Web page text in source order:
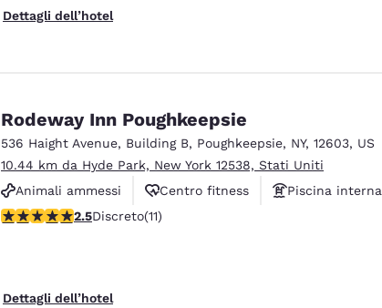
Dettagli dell’hotel
Rodeway Inn Poughkeepsie
536 Haight Avenue, Building B, Poughkeepsie, NY, 12603, US
10.44 km da Hyde Park, New York 12538, Stati Uniti
Animali ammessi
Centro fitness
Piscina interna
Valutazione di 2.45 stelle. Discreto. 11 recensioni
2.5Discreto(11)
Dettagli dell’hotel